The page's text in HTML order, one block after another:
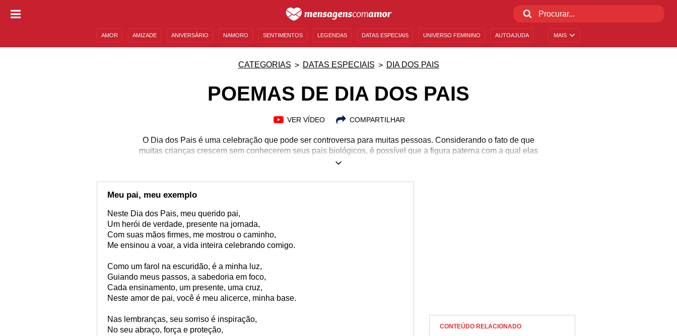
MAIS
AMOR AMIZADE ANIVERSÁRIO NAMORO SENTIMENTOS LEGENDAS DATAS ESPECIAIS UNIVERSO FEMININO AUTOAJUDA
CATEGORIAS DATAS ESPECIAIS DIA DOS PAIS
POEMAS DE DIA DOS PAIS
VER VÍDEO COMPARTILHAR
O Dia dos Pais é uma celebração que pode ser controversa para muitas pessoas. Considerando o fato de que
muitas crianças crescem sem conhecerem seus pais biológicos, é possível que a figura paterna com a qual elas
mais tenham contato tenha surgido na figura de um avô, de um tio ou até de uma mãe. Mesmo para essas
princípios que devem estar presentes no relacionamento com os filhos, e pai é quem os pratica. A maneira mais
criativa de homenagear essa figura é com poemas. Use os melhores para felicitar quem assume o papel de pai
Meu pai, meu exemplo
Neste Dia dos Pais, meu querido pai,
Um herói de verdade, presente na jornada,
Com suas mãos firmes, me mostrou o caminho,
Me ensinou a voar, a vida inteira celebrando comigo.
Como um farol na escuridão, é a minha luz,
Guiando meus passos, a sabedoria em foco,
Cada ensinamento, um presente, uma cruz,
Neste amor de pai, você é meu alicerce, minha base.
Nas lembranças, seu sorriso é inspiração,
No seu abraço, força e proteção,
CONTEÚDO RELACIONADO